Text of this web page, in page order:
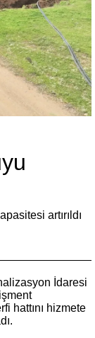
artırıldı
İdaresi
hattını hizmete